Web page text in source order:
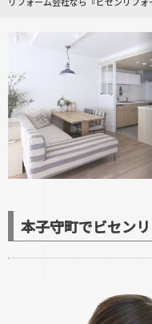
本子守町でビセン